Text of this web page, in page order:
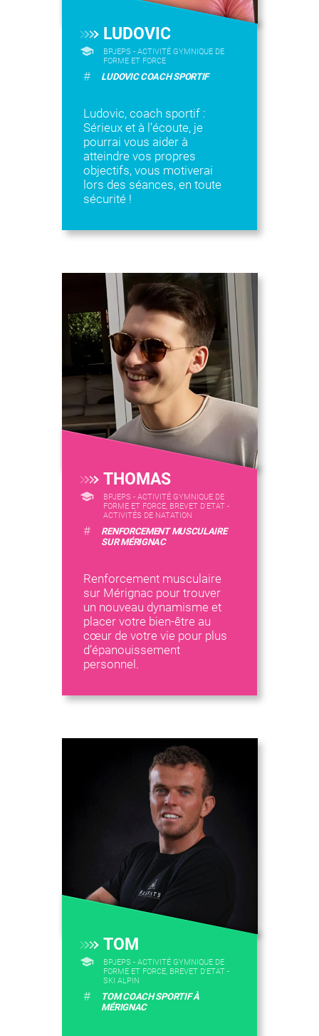
LUDOVIC
BPJEPS - ACTIVITÉ GYMNIQUE DE
FORME ET FORCE
# LUDOVIC COACH SPORTIF
Ludovic, coach sportif :
Sérieux et à l’écoute, je
pourrai vous aider à
atteindre vos propres
objectifs, vous motiverai
lors des séances, en toute
sécurité !
THOMAS
BPJEPS - ACTIVITÉ GYMNIQUE DE
FORME ET FORCE, BREVET D'ETAT -
ACTIVITÉS DE NATATION
#
RENFORCEMENT MUSCULAIRE
SUR MÉRIGNAC
Renforcement musculaire
sur Mérignac pour trouver
un nouveau dynamisme et
placer votre bien-être au
cœur de votre vie pour plus
d’épanouissement
personnel.
TOM
BPJEPS - ACTIVITÉ GYMNIQUE DE
FORME ET FORCE, BREVET D'ETAT -
SKI ALPIN
#
TOM COACH SPORTIF À
MÉRIGNAC